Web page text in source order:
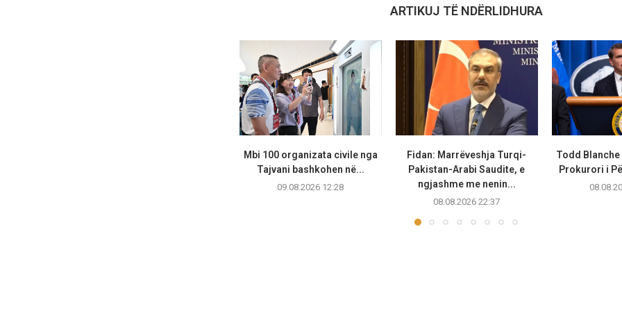
ARTIKUJ TË NDËRLIDHURA
Mbi 100 organizata civile nga
Tajvani bashkohen në...
09.08.2026 12:28
Fidan: Marrëveshja Turqi-
Pakistan-Arabi Saudite, e
ngjashme me nenin...
08.08.2026 22:37
Todd
Prokurori i